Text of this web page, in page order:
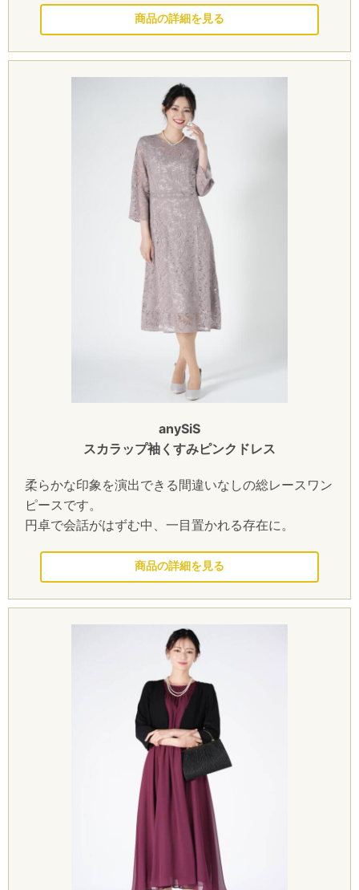
このドレスを見る
anySiS
スカラップ袖くすみピンクドレス
柔らかな印象を演出できる間違いなしの総レースワン
ピースです。
円卓で会話がはずむ中、一目置かれる存在に。
このドレスを見る